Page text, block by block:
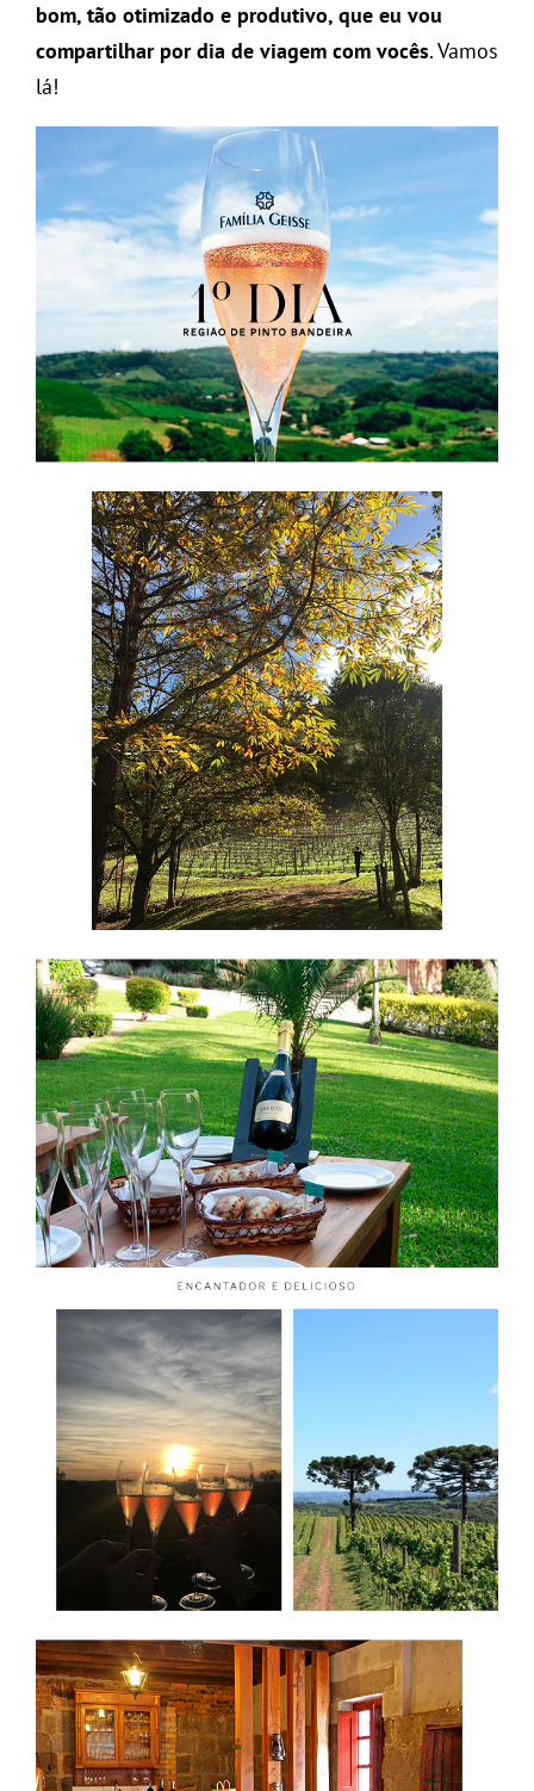
bom, tão otimizado e produtivo, que eu vou
compartilhar por dia de viagem com vocês. Vamos
lá!